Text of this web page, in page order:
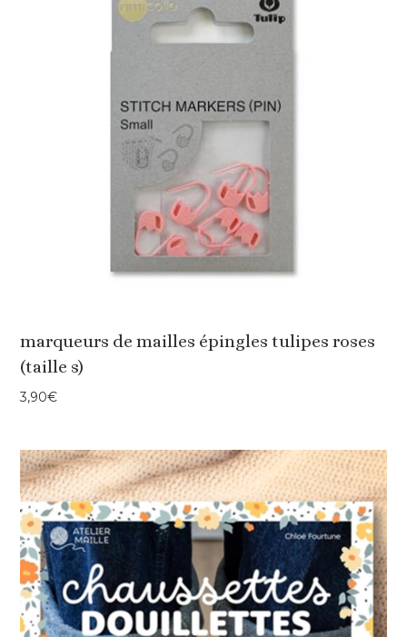
marqueurs de mailles épingles tulipes roses
(taille s)
3,90€